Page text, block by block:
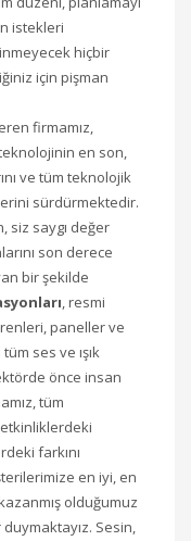
istekleri
hiçbir
için pişman
firmamız,
en son,
ve tüm teknolojik
sürdürmektedir.
siz saygı değer
son derece
bir şekilde
, resmi
paneller ve
ses ve ışık
önce insan
tüm
etkinliklerdeki
farkını
en iyi, en
olduğumuz
Sesin,